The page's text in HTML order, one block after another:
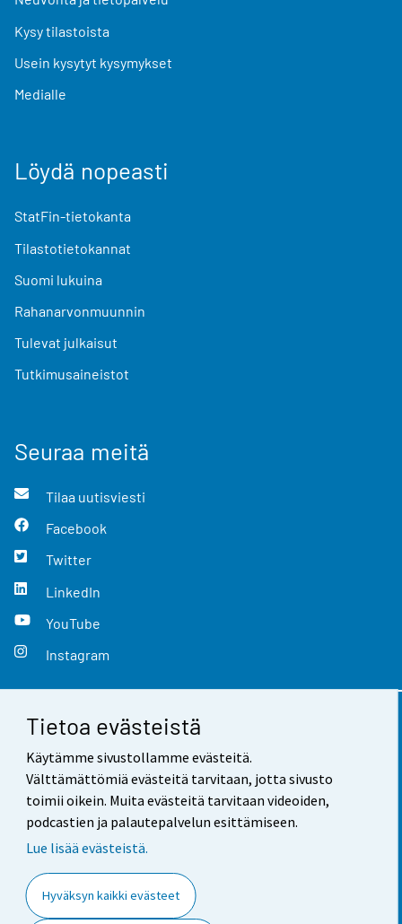
Tietoa evästeistä
Käytämme sivustollamme evästeitä.
Välttämättömiä evästeitä tarvitaan, jotta sivusto
toimii oikein. Muita evästeitä tarvitaan videoiden,
podcastien ja palautepalvelun esittämiseen.
Lue lisää evästeistä.
Hyväksyn kaikki evästeet
Kysy tilastoista
Usein kysytyt kysymykset
Medialle
Löydä nopeasti
StatFin-tietokanta
Tilastotietokannat
Suomi lukuina
Rahanarvonmuunnin
Tulevat julkaisut
Tutkimusaineistot
Seuraa meitä
Tilaa uutisviesti
Facebook
Twitter
LinkedIn
YouTube
Instagram
Yhteystiedot
Palaute
Käyttöehdot
Saavutettavuus
Tietoa sivustosta